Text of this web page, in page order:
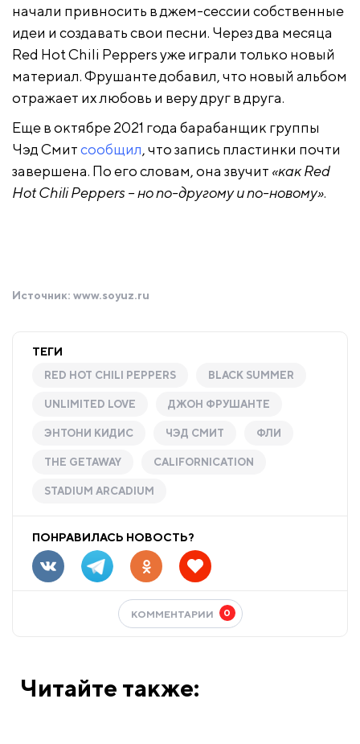
начали привносить в джем-сессии собственные
идеи и создавать свои песни. Через два месяца
Red Hot Chili Peppers уже играли только новый
материал. Фрушанте добавил, что новый альбом
отражает их любовь и веру друг в друга.
Еще в октябре 2021 года барабанщик группы
Чэд Смитсообщил, что запись пластинки почти
завершена. По его словам, она звучит «как Red
Hot Chili Peppers – но по-другому и по-новому».
Источник: www.soyuz.ru
ТЕГИ
RED HOT CHILI PEPPERS BLACK SUMMER
UNLIMITED LOVE ДЖОН ФРУШАНТЕ
ЭНТОНИ КИДИС ЧЭД СМИТ ФЛИ
THE GETAWAY CALIFORNICATION
STADIUM ARCADIUM
ПОНРАВИЛАСЬ НОВОСТЬ?
КОММЕНТАРИИ 0
Читайте также: